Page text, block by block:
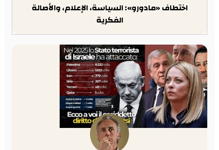
اختطاف «مادورو»: السياسة، الإعلام، والأصالة
الفكرية